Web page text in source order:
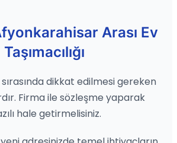
Arası Ev
Taşımacılığı
dikkat edilmesi gereken
Firma ile sözleşme yaparak
hale getirmelisiniz.